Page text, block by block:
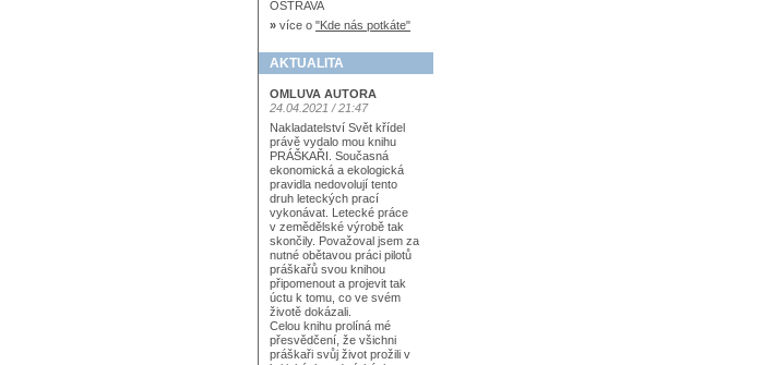
OSTRAVA
» více o "Kde nás potkáte"
AKTUALITA
OMLUVA AUTORA
24.04.2021 / 21:47
Nakladatelství Svět křídel
právě vydalo mou knihu
PRÁŠKAŘI. Současná
ekonomická a ekologická
pravidla nedovolují tento
druh leteckých prací
vykonávat. Letecké práce
v zemědělské výrobě tak
skončily. Považoval jsem za
nutné obětavou práci pilotů
práškařů svou knihou
připomenout a projevit tak
úctu k tomu, co ve svém
životě dokázali.
Celou knihu prolíná mé
přesvědčení, že všichni
práškaři svůj život prožili v